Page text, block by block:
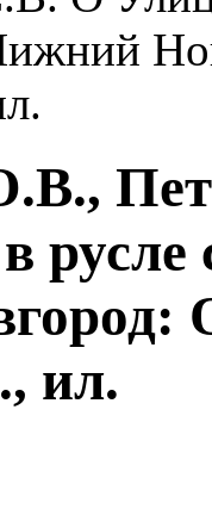
русле
ил.